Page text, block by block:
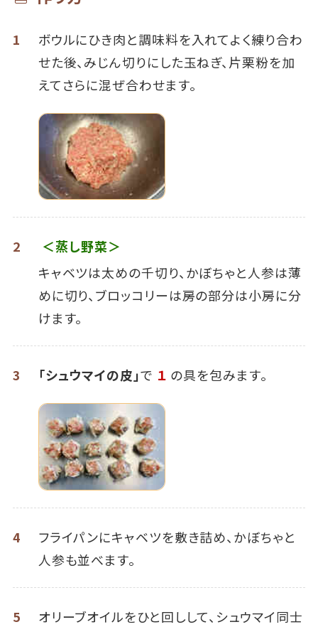
1
ボウルにひき肉と調味料を入れてよく練り合わ
せた後、みじん切りにした玉ねぎ、片栗粉を加
えてさらに混ぜ合わせます。
2
＜蒸し野菜＞
キャベツは太めの千切り、かぼちゃと人参は薄
めに切り、ブロッコリーは房の部分は小房に分
けます。
3 「シュウマイの皮」で １ の具を包みます。
4
フライパンにキャベツを敷き詰め、かぼちゃと
人参も並べます。
5
オリーブオイルをひと回しして、シュウマイ同士